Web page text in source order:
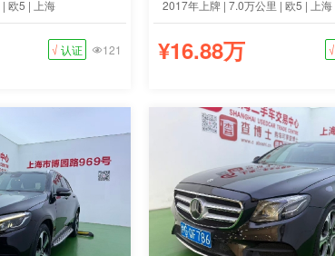
欧5 | 上海
√ 认证 121
2017年上牌 | 7.0万公里 | 欧5 | 上海
¥16.88万 √